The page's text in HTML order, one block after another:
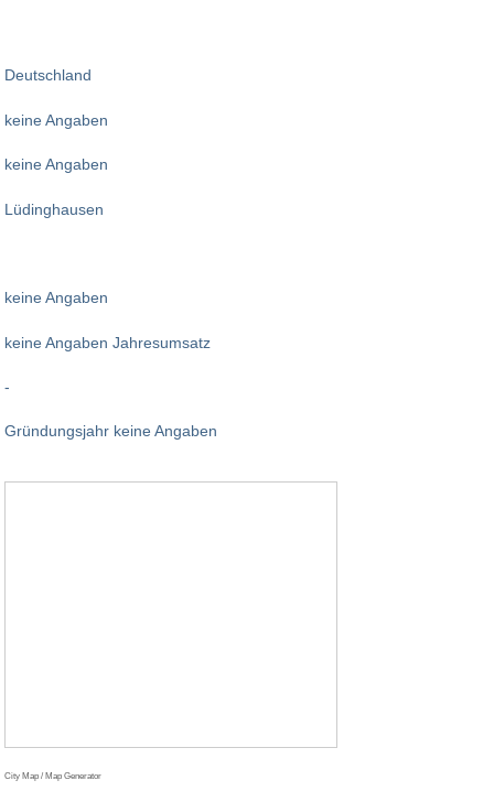
Deutschland
keine Angaben
keine Angaben
Lüdinghausen
keine Angaben
keine Angaben Jahresumsatz
-
Gründungsjahr keine Angaben
City Map / Map Generator